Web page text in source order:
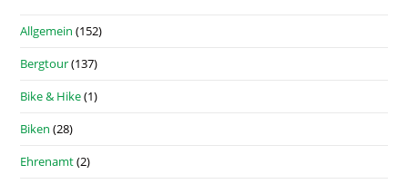
Allgemein (152)
Bergtour(137)
Bike & Hike(1)
Biken (28)
Ehrenamt(2)